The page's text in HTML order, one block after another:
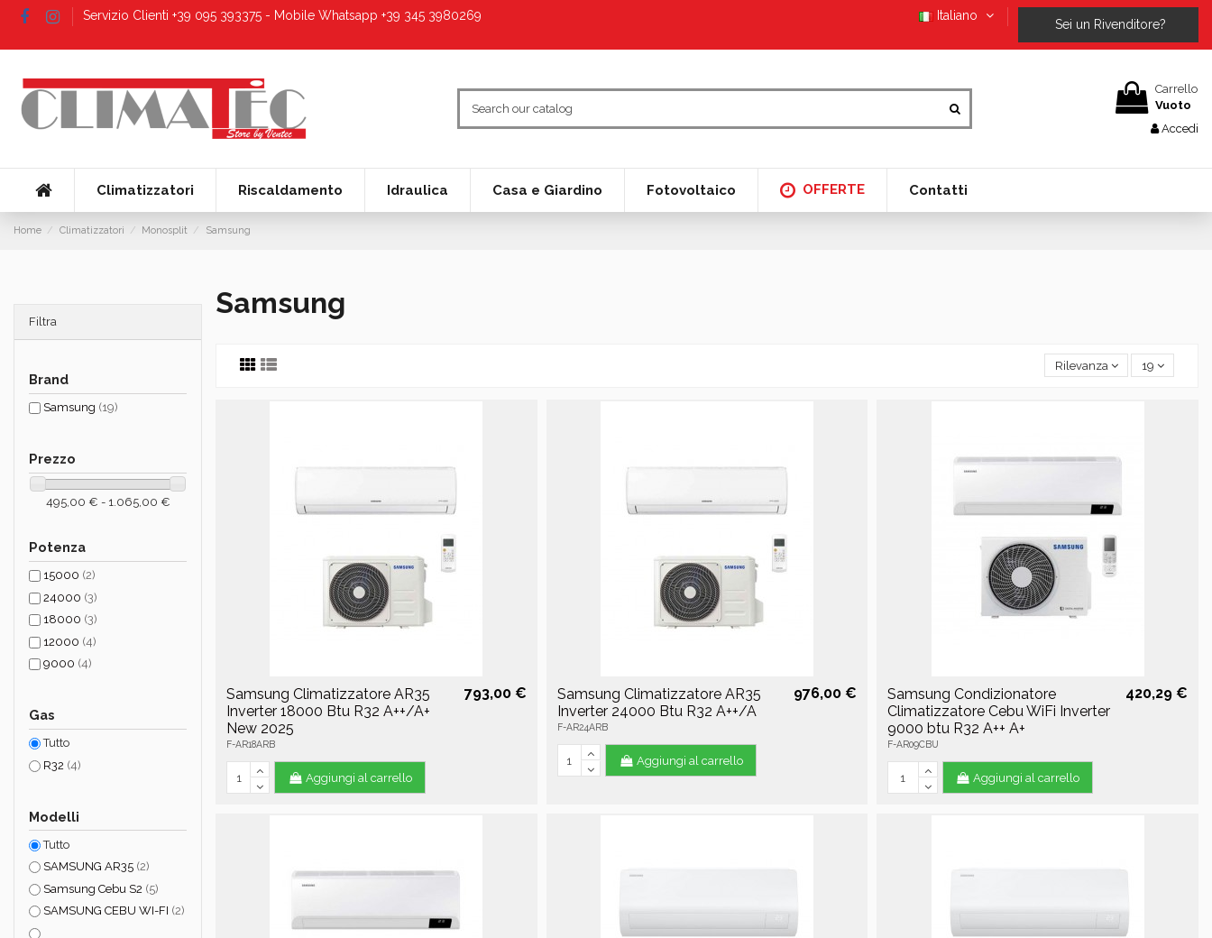
Servizio Clienti +39 095 393375 - Mobile Whatsapp +39 345 3980269 Italiano
Sei un Rivenditore?
Carrello
Vuoto
Accedi
Climatizzatori Riscaldamento Idraulica Casa e Giardino Fotovoltaico OFFERTE Contatti
Home Climatizzatori Monosplit Samsung
Samsung
Rilevanza 19
Samsung Climatizzatore AR35
Inverter 18000 Btu R32 A++/A+
New 2025
F-AR18ARB
793,00 €
Aggiungi al carrello
Samsung Climatizzatore AR35
Inverter 24000 Btu R32 A++/A
F-AR24ARB
976,00 €
Aggiungi al carrello
Samsung Condizionatore
Climatizzatore Cebu WiFi Inverter
9000 btu R32 A++ A+
F-AR09CBU
420,29 €
Aggiungi al carrello
Filtra
Brand
Samsung (19)
Prezzo
495,00 € - 1.065,00 €
Potenza
15000 (2)
24000 (3)
18000 (3)
12000 (4)
9000 (4)
Gas
Tutto
R32 (4)
Modelli
Tutto
SAMSUNG AR35 (2)
Samsung Cebu S2 (5)
SAMSUNG CEBU WI-FI (2)